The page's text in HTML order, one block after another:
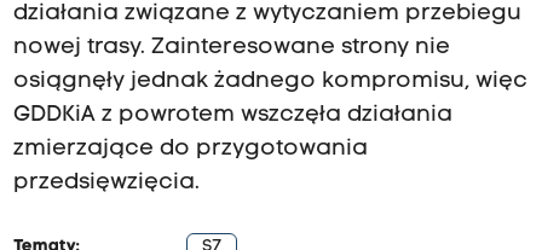
działania związane z wytyczaniem przebiegu
nowej trasy. Zainteresowane strony nie
osiągnęły jednak żadnego kompromisu, więc
GDDKiA z powrotem wszczęła działania
zmierzające do przygotowania
przedsięwzięcia.